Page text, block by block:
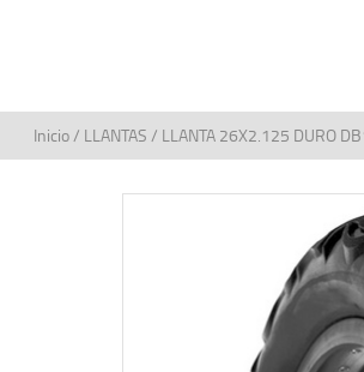
Inicio/ LLANTAS / LLANTA 26X2.125 DURO